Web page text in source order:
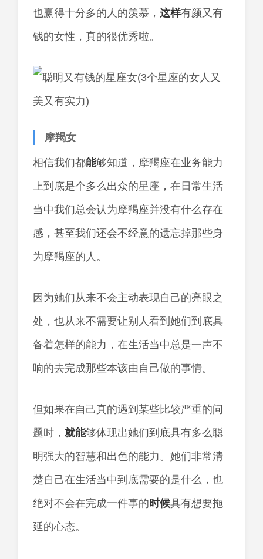
也赢得十分多的人的羡慕， 这样有颜又有
钱的女性，真的很优秀啦。
摩羯女
相信我们都能够知道，摩羯座在业务能力
上到底是个多么出众的星座，在日常生活
当中我们总会认为摩羯座并没有什么存在
感，甚至我们还会不经意的遗忘掉那些身
为摩羯座的人。
因为她们从来不会主动表现自己的亮眼之
处，也从来不需要让别人看到她们到底具
备着怎样的能力，在生活当中总是一声不
响的去完成那些本该由自己做的事情。
但如果在自己真的遇到某些比较严重的问
题时， 就能够体现出她们到底具有多么聪
明强大的智慧和出色的能力。她们非常清
楚自己在生活当中到底需要的是什么，也
绝对不会在完成一件事的时候具有想要拖
延的心态。